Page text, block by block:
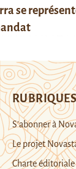
se
S’abonner à
Le projet
Charte éditoriale